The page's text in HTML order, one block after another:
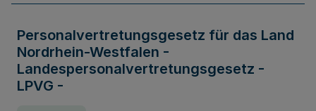
Personalvertretungsgesetz für das Land
Nordrhein-Westfalen -
Landespersonalvertretungsgesetz -
LPVG -